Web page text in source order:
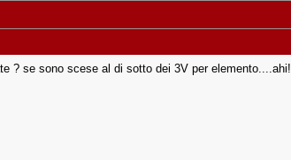
? se sono scese al di sotto dei 3V per elemento....ahi!